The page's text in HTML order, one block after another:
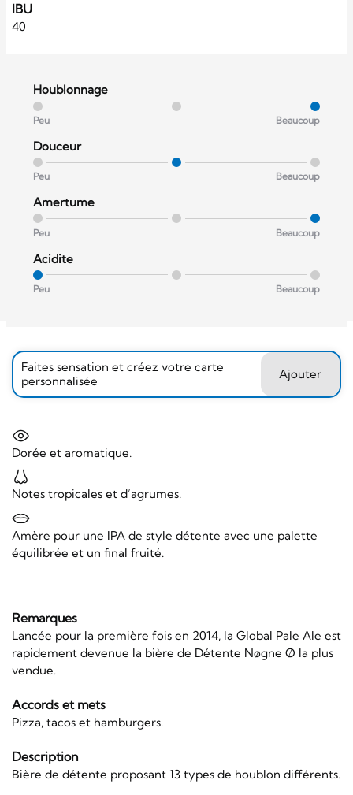
IBU
40
Houblonnage
Peu Beaucoup
Douceur
Peu Beaucoup
Amertume
Peu Beaucoup
Acidite
Peu Beaucoup
Faites sensation et créez votre carte
personnalisée
Ajouter
Dorée et aromatique.
Notes tropicales et d’agrumes.
Amère pour une IPA de style détente avec une palette
équilibrée et un final fruité.
Remarques
Lancée pour la première fois en 2014, la Global Pale Ale est
rapidement devenue la bière de Détente Nøgne Ø la plus
vendue.
Accords et mets
Pizza, tacos et hamburgers.
Description
Bière de détente proposant 13 types de houblon différents.